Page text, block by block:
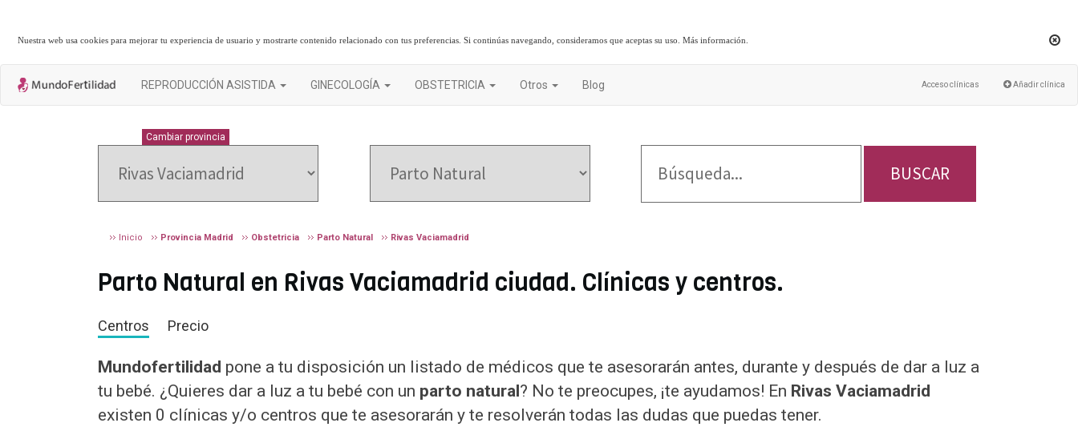
Nuestra web usa cookies para mejorar tu experiencia de usuario y mostrarte contenido relacionado con tus preferencias. Si continúas navegando, consideramos que aceptas su uso.Más información
REPRODUCCIÓN ASISTIDA GINECOLOGÍA OBSTETRICIA Otros Blog Acceso clínicas Añadir clínica
Cambiar provincia
BUSCAR
Inicio Provincia Madrid Obstetricia Parto Natural Rivas Vaciamadrid
Parto Natural en Rivas Vaciamadrid ciudad. Clínicas y centros.
Centros Precio
Mundofertilidad pone a tu disposición un listado de médicos que te asesorarán antes, durante y después de dar a luz a
tu bebé. ¿Quieres dar a luz a tu bebé con un parto natural? No te preocupes, ¡te ayudamos! En Rivas Vaciamadrid
existen 0 clínicas y/o centros que te asesorarán y te resolverán todas las dudas que puedas tener.